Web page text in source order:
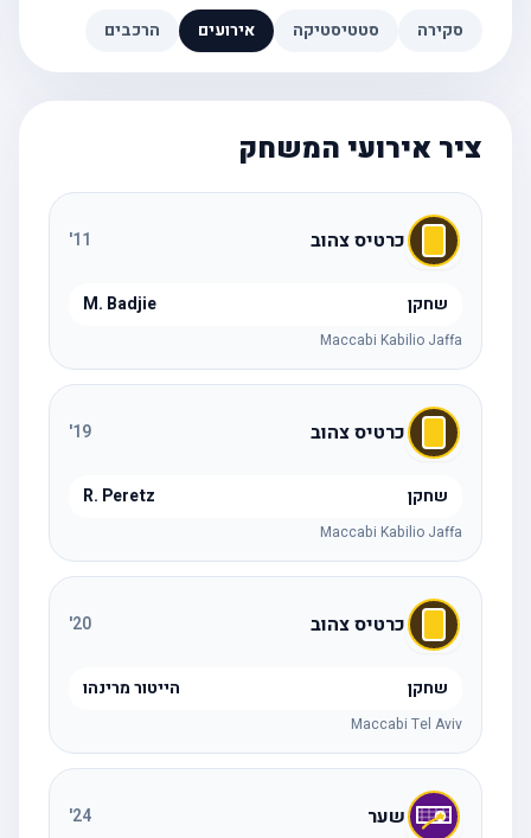
סקירה סטטיסטיקה אירועים הרכבים
ציר אירועי המשחק
כרטיס צהוב 11
'
שחקן M. Badjie
Maccabi Kabilio Jaffa
כרטיס צהוב 19
'
שחקן R. Peretz
Maccabi Kabilio Jaffa
כרטיס צהוב 20
'
שחקן הייטור מרינהו
Maccabi Tel Aviv
שער 24
'